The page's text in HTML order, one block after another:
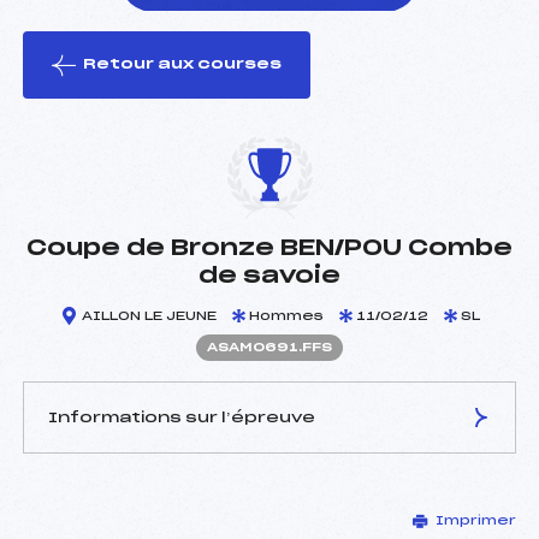
le ski
Retour aux courses
Coupe de Bronze BEN/POU Combe
de savoie
AILLON LE JEUNE Hommes 11/02/12 SL
ASAM0691.FFS
Informations sur l’épreuve
REMANDET ROBERT (SA)
Imprimer